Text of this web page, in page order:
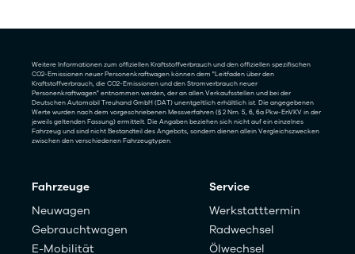
Weitere Informationen zum offiziellen Kraftstoffverbrauch und den offiziellen spezifischen
CO2-Emissionen neuer Personenkraftwagen können dem "Leitfaden über den
Kraftstoffverbrauch, die CO2-Emissionen und den Stromverbrauch neuer
Personenkraftwagen" entnommen werden, der an allen Verkaufsstellen und bei der
Deutschen Automobil Treuhand GmbH (DAT) unentgeltlich erhältlich ist. Die angegebenen
Werte wurden nach dem vorgeschriebenen Messverfahren (§ 2 Nrn. 5, 6, 6a Pkw-EnVKV in der
jeweils geltenden Fassung) ermittelt. Die Angaben beziehen sich nicht auf ein einzelnes
Fahrzeug und sind nicht Bestandteil des Angebots, sondern dienen allein Vergleichszwecken
zwischen den verschiedenen Fahrzeugtypen.
Fahrzeuge
Neuwagen
Gebrauchtwagen
E-Mobilität
Service
Werkstatttermin
Radwechsel
Ölwechsel